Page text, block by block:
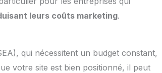
leurs coûts marketing.
qui nécessitent un budget constant,
votre site est bien positionné, il peut